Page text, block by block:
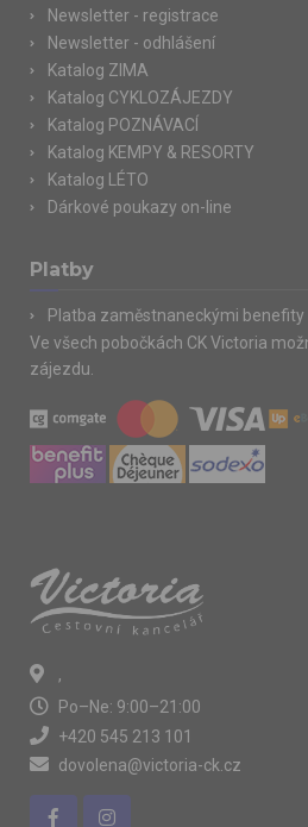
Newsletter - registrace
Newsletter - odhlášení
Katalog ZIMA
Katalog CYKLOZÁJEZDY
Katalog POZNÁVACÍ
Katalog KEMPY & RESORTY
Katalog LÉTO
Dárkové poukazy on-line
Platby
Platba zaměstnaneckými benefity
Ve všech pobočkách CK Victoria
zájezdu.
,
Po–Ne: 9:00–21:00
+420 545 213 101
dovolena@victoria-ck.cz